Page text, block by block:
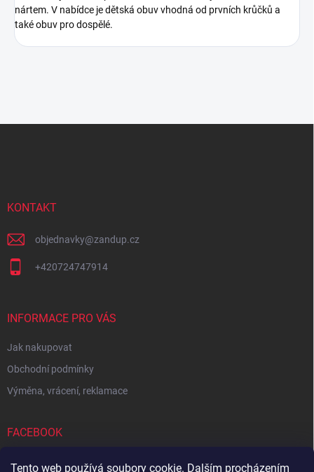
Tento web používá soubory cookie. Dalším procházením
nártem. V nabídce je dětská obuv vhodná od prvních krůčků a
také obuv pro dospělé.
KONTAKT
objednavky@zandup.cz
+420724747914
INFORMACE PRO VÁS
Jak nakupovat
Obchodní podmínky
Výměna, vrácení, reklamace
FACEBOOK